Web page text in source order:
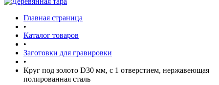
Главная страница
•
Каталог товаров
•
Заготовки для гравировки
•
Круг под золото D30 мм, c 1 отверстием, нержавеющая
полированная сталь